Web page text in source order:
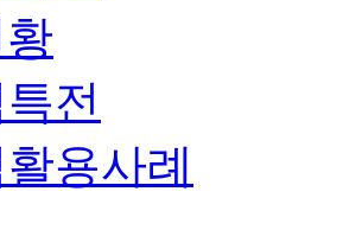
전
용사례